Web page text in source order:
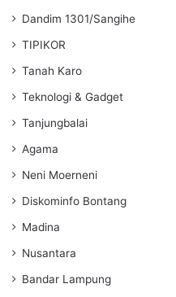
Dandim 1301/Sangihe
TIPIKOR
Tanah Karo
Teknologi & Gadget
Tanjungbalai
Agama
Neni Moerneni
Diskominfo Bontang
Madina
Nusantara
Bandar Lampung